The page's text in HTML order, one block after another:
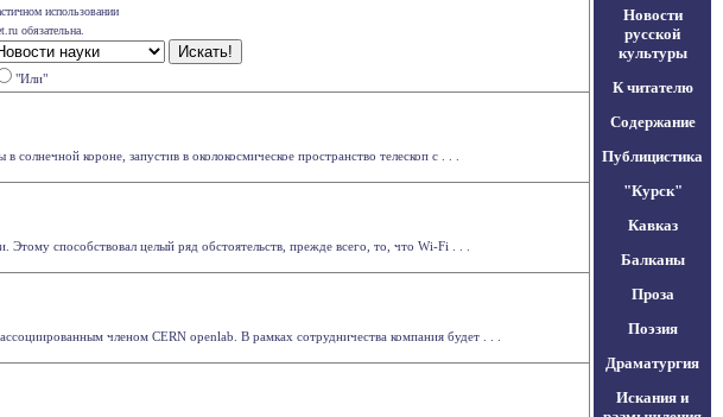
использовании
обязательна.
"Или"
короне, запустив в околокосмическое пространство телескоп с . . .
способствовал целый ряд обстоятельств, прежде всего, то, что Wi-Fi . . .
членом CERN openlab. В рамках сотрудничества компания будет . . .
Новости
русской
культуры
К читателю
Содержание
Публицистика
"Курск"
Кавказ
Балканы
Проза
Поэзия
Драматургия
Искания и